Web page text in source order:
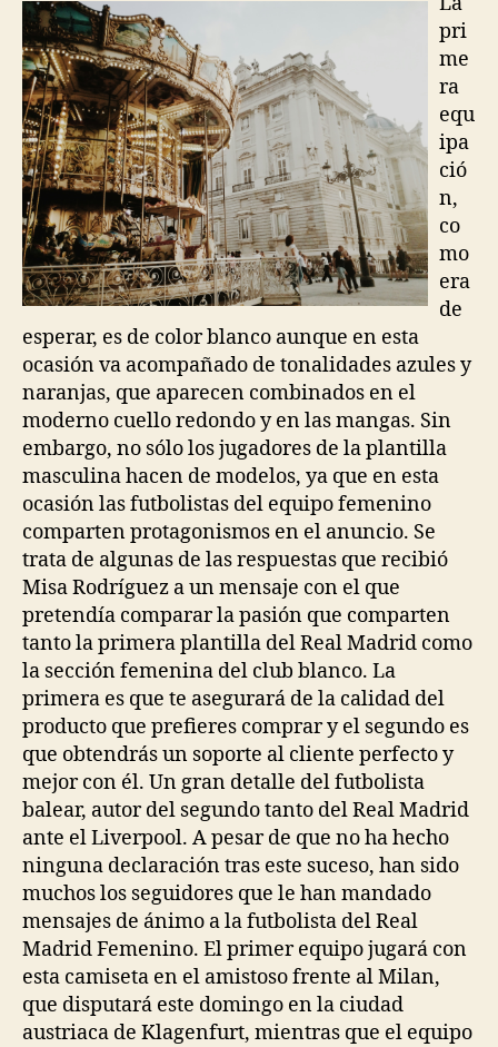
pri
me
ra
equ
ipa
ció
n,
co
mo
era
de
esperar, es de color blanco aunque en esta
ocasión va acompañado de tonalidades azules y
naranjas, que aparecen combinados en el
moderno cuello redondo y en las mangas. Sin
embargo, no sólo los jugadores de la plantilla
masculina hacen de modelos, ya que en esta
ocasión las futbolistas del equipo femenino
comparten protagonismos en el anuncio. Se
trata de algunas de las respuestas que recibió
Misa Rodríguez a un mensaje con el que
pretendía comparar la pasión que comparten
tanto la primera plantilla del Real Madrid como
la sección femenina del club blanco. La
primera es que te asegurará de la calidad del
producto que prefieres comprar y el segundo es
que obtendrás un soporte al cliente perfecto y
mejor con él. Un gran detalle del futbolista
balear, autor del segundo tanto del Real Madrid
ante el Liverpool. A pesar de que no ha hecho
ninguna declaración tras este suceso, han sido
muchos los seguidores que le han mandado
mensajes de ánimo a la futbolista del Real
Madrid Femenino. El primer equipo jugará con
esta camiseta en el amistoso frente al Milan,
que disputará este domingo en la ciudad
austriaca de Klagenfurt, mientras que el equipo